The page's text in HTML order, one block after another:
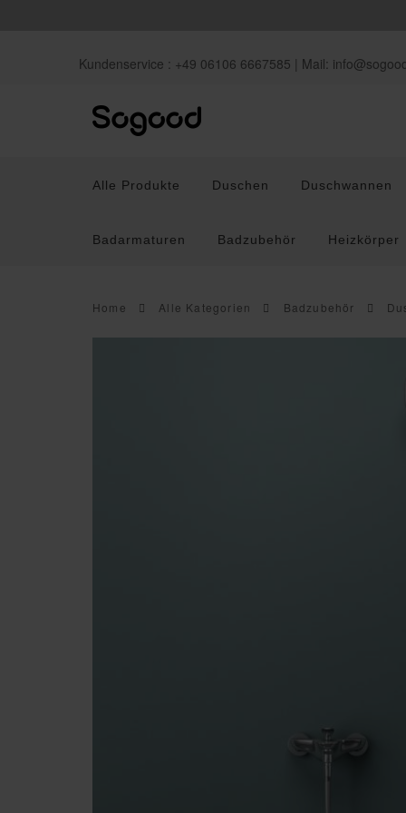
Kundenservice : +49 06106 6667585 | Mail:
Alle Produkte Duschen Duschwannen
Badarmaturen Badzubehör Heizkörper
Home Alle Kategorien Badzubehör